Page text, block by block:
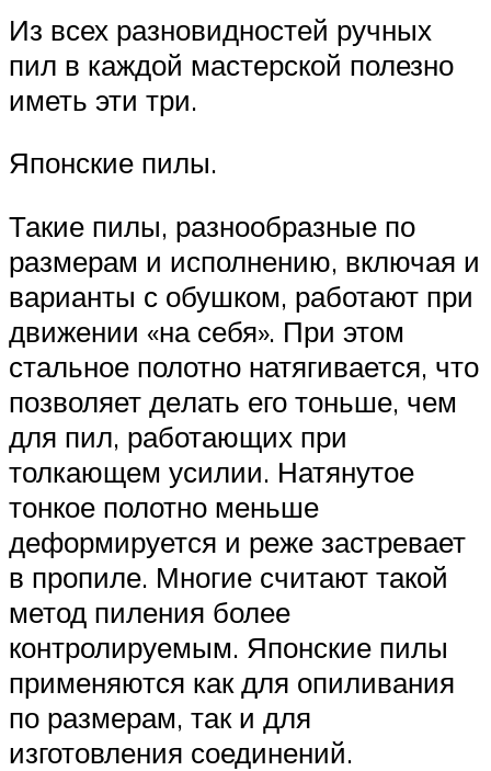
Из всех разновидностей ручных
пил в каждой мастерской полезно
иметь эти три.
Японские пилы.
Такие пилы, раз­нообразные по
размерам и испол­нению, включая и
варианты с обу­шком, работают при
движении «на себя». При этом
стальное полот­но натягивается, что
позволяет де­лать его тоньше, чем
для пил, работающих при
толкающем усилии. Натянутое
тонкое полотно меньше
деформируется и реже застревает
в пропиле. Многие считают такой
метод пиления более
контролируемым. Японские пилы
применяются как для опиливания
по размерам, так и для
изготовления соединений.